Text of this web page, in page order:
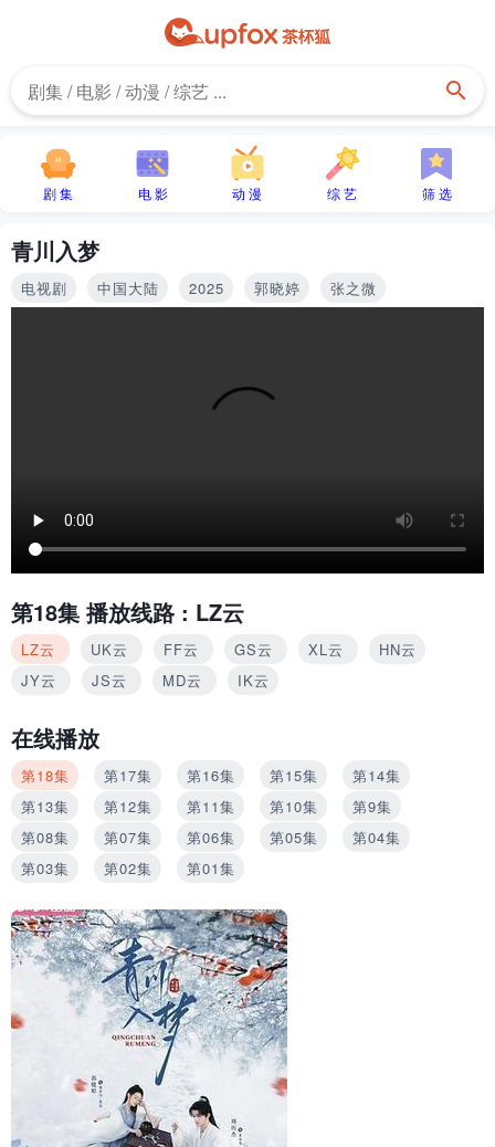
剧 集 电 影 动 漫 综 艺 筛 选
青川入梦
电视剧 中国大陆 2025 郭晓婷 张之微
第18集 播放线路 : LZ云
LZ云 UK云 FF云 GS云 XL云
HN云
JY云
JS云 MD云 IK云
在线播放
第18集 第17集 第16集 第15集
第14集
第13集
第12集 第11集 第10集
第9集
第08集
第07集 第06集 第05集
第04集
第03集
第02集 第01集